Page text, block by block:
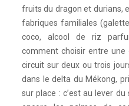
fruits du dragon et durians,
fabriques familiales
coco, alcool de riz
comment choisir entre une
circuit sur deux ou trois
dans le delta du Mékong,
sur place : c’est au lever